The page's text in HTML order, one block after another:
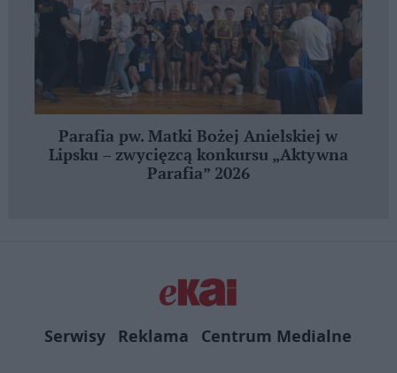
Parafia pw. Matki Bożej Anielskiej w
Lipsku – zwycięzcą konkursu „Aktywna
Parafia” 2026
Serwisy Reklama
Centrum Medialne